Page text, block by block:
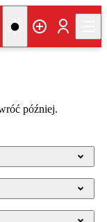
później.